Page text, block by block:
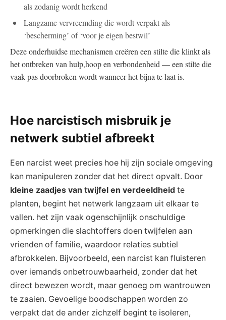
als⁢ zodanig wordt herkend
Langzame vervreemding⁣ die wordt verpakt als
‘bescherming’ of ‘voor je⁢ eigen bestwil’
Deze onderhuidse ​mechanismen creëren een stilte ‌die klinkt als
het ​ontbreken van ​hulp,hoop en verbondenheid — een stilte die
vaak pas ⁣doorbroken wordt wanneer ⁤het bijna te laat is.
Hoe⁤ narcistisch‌ misbruik je
netwerk subtiel⁢ afbreekt
Een narcist weet precies hoe hij⁢ zijn‍ sociale​ omgeving
kan manipuleren ⁤zonder ‌dat het direct⁢ opvalt. Door ⁣
kleine zaadjes van twijfel en verdeeldheid te
planten,​ begint‌ het netwerk langzaam uit elkaar te
vallen. het ⁣zijn vaak⁤ ogenschijnlijk onschuldige​
opmerkingen⁣ die slachtoffers doen twijfelen ‌aan
vrienden of familie, ‌waardoor relaties​ subtiel
afbrokkelen.⁣ Bijvoorbeeld, een narcist ⁣kan‌ fluisteren⁣
over iemands ‌onbetrouwbaarheid,‌ zonder dat het
direct bewezen wordt,‌ maar genoeg ​om wantrouwen
te‌ zaaien. Gevoelige boodschappen‍ worden zo
verpakt dat de ander zichzelf begint te ​isoleren,​